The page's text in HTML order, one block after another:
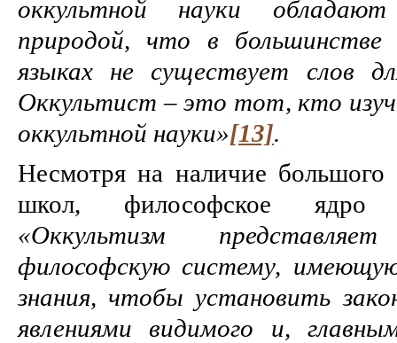
оккультной науки
природой, что в большинстве
языках не существует слов
Оккультист – это тот, кто
оккультной науки»[13].
Несмотря на наличие большого
школ, философское ядро
«Оккультизм
философскую систему,
знания, чтобы установить
явлениями видимого и,